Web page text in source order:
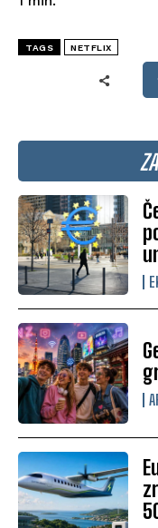
TAGS NETFLIX